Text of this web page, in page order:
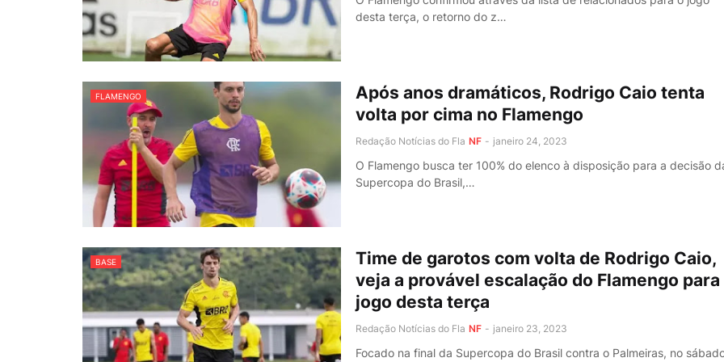
desta terça, o retorno do z…
FLAMENGO
Após anos dramáticos, Rodrigo Caio tenta
volta por cima no Flamengo
Redação Notícias do Fla NF - janeiro 24, 2023
O Flamengo busca ter 100% do elenco à disposição para a decisão
Supercopa do Brasil,…
BASE
Time de garotos com volta de Rodrigo Caio,
veja a provável escalação do Flamengo para
jogo desta terça
Redação Notícias do Fla NF - janeiro 23, 2023
Focado na final da Supercopa do Brasil contra o Palmeiras, no